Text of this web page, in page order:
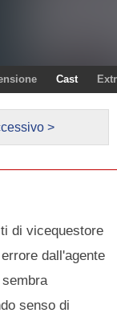
Cast
>
di vicequestore
dall'agente
senso di